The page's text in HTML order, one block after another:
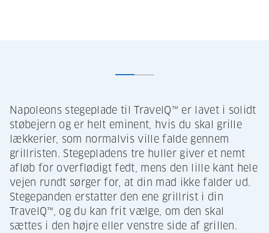
Napoleons stegeplade til TravelQ™ er lavet i solidt
støbejern og er helt eminent, hvis du skal grille
lækkerier, som normalvis ville falde gennem
grillristen. Stegepladens tre huller giver et nemt
afløb for overflødigt fedt, mens den lille kant hele
vejen rundt sørger for, at din mad ikke falder ud.
Stegepanden erstatter den ene grillrist i din
TravelQ™, og du kan frit vælge, om den skal
sættes i den højre eller venstre side af grillen.